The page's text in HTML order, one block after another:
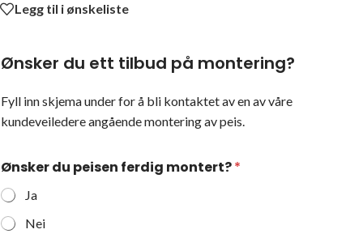
Legg til i ønskeliste
Ønsker du ett tilbud på montering?
Fyll inn skjema under for å bli kontaktet av en av våre
kundeveiledere angående montering av peis.
Ønsker du peisen ferdig montert?*
Ja
Nei